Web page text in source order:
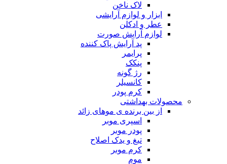
لاک ناخن
ابزار و لوازم آرایشی
عطر و ادکلن
لوازم آرایش صورت
پد آرایش پاک کننده
پرایمر
پنکک
رژ گونه
کانسیلر
کرم پودر
محصولات بهداشتی
از بین برنده ی موهای زائد
اسپری موبر
پودر موبر
تیغ و یدک اصلاح
کرم موبر
موم